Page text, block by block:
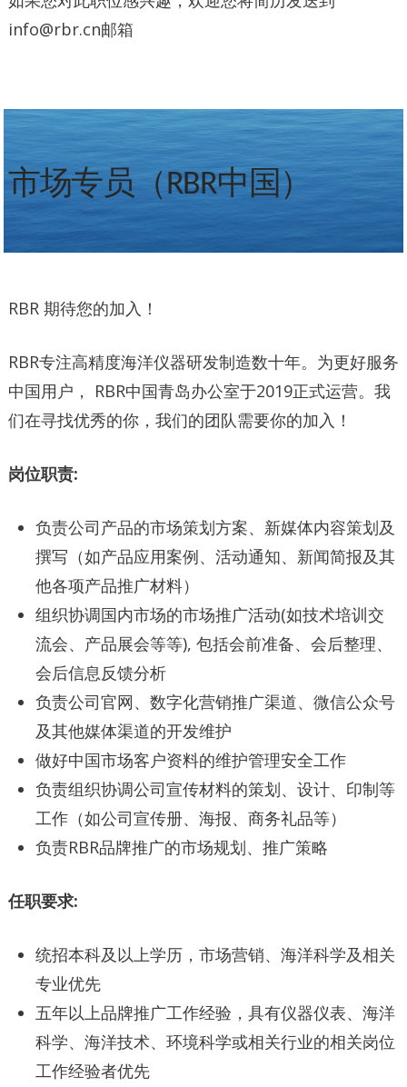
info@rbr.cn邮箱
市场专员（RBR中国）
RBR 期待您的加入！
RBR专注高精度海洋仪器研发制造数十年。为更好服务
中国用户， RBR中国青岛办公室于2019正式运营。我
们在寻找优秀的你，我们的团队需要你的加入！
岗位职责:
负责公司产品的市场策划方案、新媒体内容策划及
撰写（如产品应用案例、活动通知、新闻简报及其
他各项产品推广材料）
组织协调国内市场的市场推广活动(如技术培训交
流会、产品展会等等), 包括会前准备、会后整理、
会后信息反馈分析
负责公司官网、数字化营销推广渠道、微信公众号
及其他媒体渠道的开发维护
做好中国市场客户资料的维护管理安全工作
负责组织协调公司宣传材料的策划、设计、印制等
工作（如公司宣传册、海报、商务礼品等）
负责RBR品牌推广的市场规划、推广策略
任职要求:
统招本科及以上学历，市场营销、海洋科学及相关
专业优先
五年以上品牌推广工作经验，具有仪器仪表、海洋
科学、海洋技术、环境科学或相关行业的相关岗位
工作经验者优先